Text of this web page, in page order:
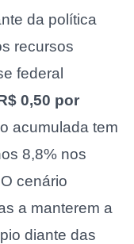
da política
recursos
federal
0,50 por
acumulada tem
8,8% nos
cenário
a manterem a
diante das